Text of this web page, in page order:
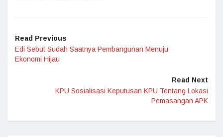
Read Previous
Edi Sebut Sudah Saatnya Pembangunan Menuju
Ekonomi Hijau
Read Next
KPU Sosialisasi Keputusan KPU Tentang Lokasi
Pemasangan APK